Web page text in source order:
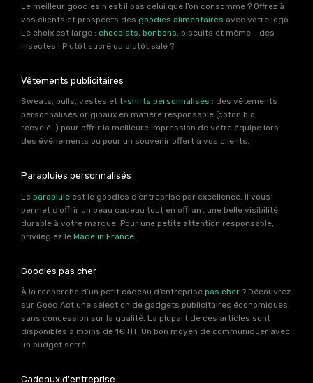
Le meilleur goodies n’est il pas celui que l’on consomme ? Offrez à
vos clients et prospects des goodies alimentaires avec votre logo.
Le choix est large : chocolats, bonbons, biscuits et même .. des
insectes ! Plutôt sucré ou plutôt salé ?
Vêtements publicitaires
Sweats, pulls, vestes et t-shirts personnalisés : des vêtements
personnalisés originaux en matière responsable (coton bio,
recyclé…) pour offrir la meilleure impression de votre équipe lors
des événements ou pour un souvenir offert à vos clients.
Parapluies personnalisés
Le parapluie est le goodies d’entreprise par excellence. Il vous
permet d’offrir un beau cadeau tout en offrant une belle visibilité
durable à votre marque. Pour une petite attention responsable,
privilégiez le Made in France
Goodies pas cher
À la recherche d’un petit cadeau d’entreprise pas cher ? Découvrez
sur Good Act une sélection de gadgets publicitaires économiques,
sans concession sur la qualité. La plupart de ces articles sont
disponibles à moins de 1€ HT. Un bon moyen de communiquer avec
un budget serré.
Cadeaux d'entreprise